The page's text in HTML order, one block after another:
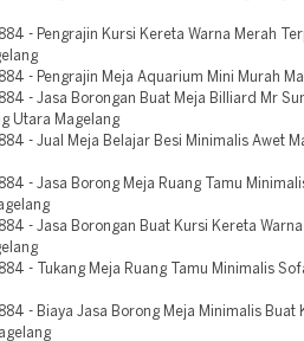
- Pengrajin Kursi Kereta Warna Merah
- Pengrajin Meja Aquarium Mini Murah
- Jasa Borongan Buat Meja Billiard Mr
Utara Magelang
- Jual Meja Belajar Besi Minimalis Awet
- Jasa Borong Meja Ruang Tamu
- Jasa Borongan Buat Kursi Kereta
- Tukang Meja Ruang Tamu Minimalis
- Biaya Jasa Borong Meja Minimalis Buat